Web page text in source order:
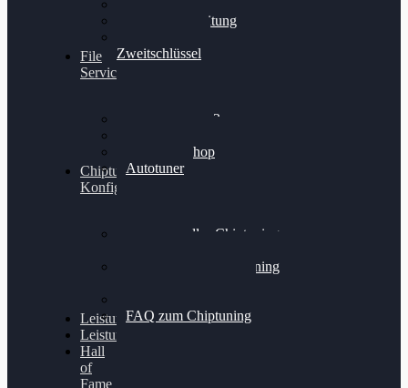
Felgenaufbereitung
Zweitschlüssel
File
Service
Alientech Kess3
Alientech Shop
Autotuner
Chiptuning
Konfigurator
Professionelles Chiptuning
Professionelles Chiptuning
FAQ zum Chiptuning
Leistungsmessung
Leistungsprüfstand
Hall
of
Fame